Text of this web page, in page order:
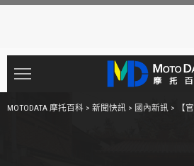
MOTODATA 摩托百科 > 新聞快訊 > 國內新訊 > 【官方新